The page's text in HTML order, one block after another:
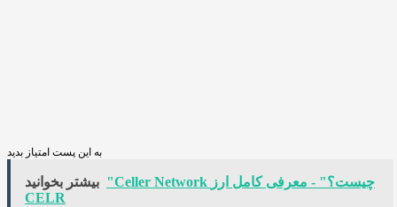
به این پست امتیاز بدید
بیشتر بخوانید "Celler Network چیست؟" - معرفی کامل ارز
CELR